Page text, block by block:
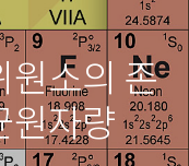
원소의 존
원자량